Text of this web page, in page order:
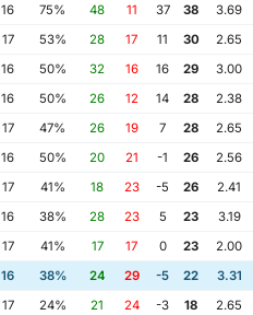
16 75% 48 11 37 38
3.69
17 53% 28 17 11 30
2.65
16 50% 32 16 16 29
3.00
16 50% 26 12 14 28
2.38
17 47% 26 19 7 28
2.65
16 50% 20 21 -1 26
2.56
17 41% 18 23 -5 26
2.41
16 38% 28 23 5 23
3.19
17 41% 17 17 0 23
2.00
16 38% 24 29 -5 22
3.31
17 24% 21 24 -3 18
2.65